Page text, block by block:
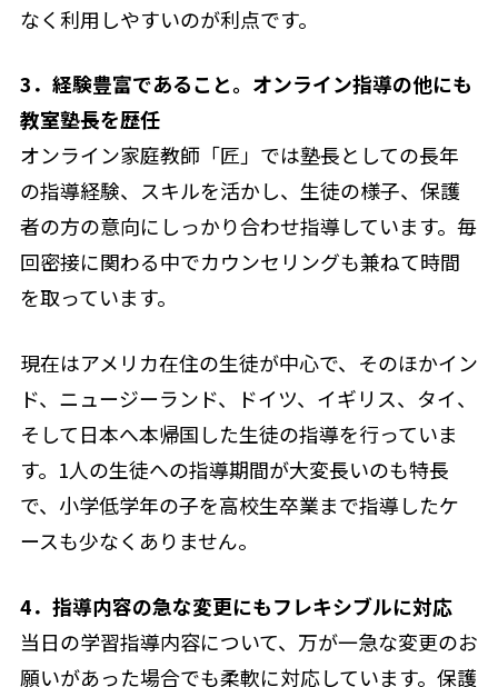
なく利用しやすいのが利点です。
3．経験豊富であること。オンライン指導の他にも
教室塾長を歴任
オンライン家庭教師「匠」では塾長としての長年
の指導経験、スキルを活かし、生徒の様子、保護
者の方の意向にしっかり合わせ指導しています。毎
回密接に関わる中でカウンセリングも兼ねて時間
を取っています。
現在はアメリカ在住の生徒が中心で、そのほかイン
ド、ニュージーランド、ドイツ、イギリス、タイ、
そして日本へ本帰国した生徒の指導を行っていま
す。1人の生徒への指導期間が大変長いのも特長
で、小学低学年の子を高校生卒業まで指導したケ
ースも少なくありません。
4．指導内容の急な変更にもフレキシブルに対応
当日の学習指導内容について、万が一急な変更のお
願いがあった場合でも柔軟に対応しています。保護